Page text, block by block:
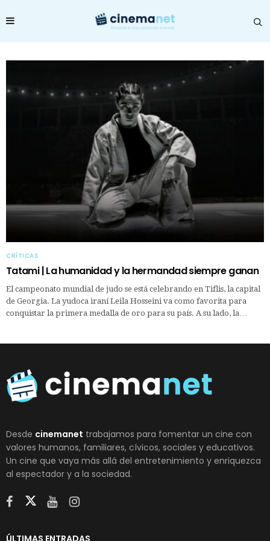
CRÍTICAS
Tatami | La humanidad y la hermandad siempre ganan
El campeonato mundial de judo se está celebrando en Tiflis, la capital
de Georgia. La yudoca iraní Leila Hosseini va como favorita para
conquistar la primera medalla de oro para su país. A su lado, la…
Desde cinemanet trabajamos para fomentar un cine con
valores humanos, familiares, cívicos, sociales y educativos.
Un cine que vaya más allá del entretenimiento y enriquezca
al espectador y a la sociedad.
ÚLTIMAS ENTRADAS